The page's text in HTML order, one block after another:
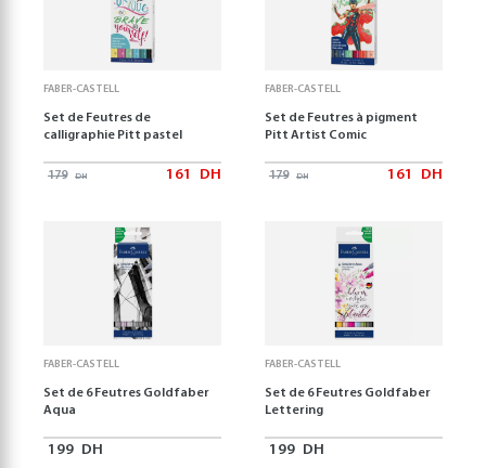
FABER-CASTELL
Set de Feutres de
calligraphie Pitt pastel
179 DH 161 DH
FABER-CASTELL
Set de Feutres à pigment
Pitt Artist Comic
179 DH 161 DH
FABER-CASTELL
Set de 6 Feutres Goldfaber
Aqua
199 DH
FABER-CASTELL
Set de 6 Feutres Goldfaber
Lettering
199 DH